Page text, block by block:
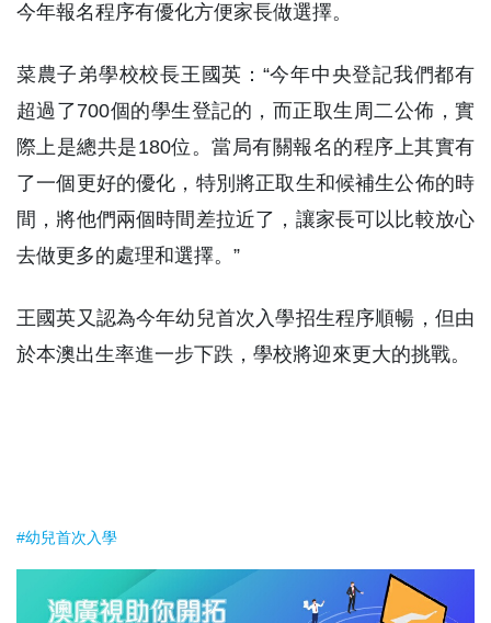
今年報名程序有優化方便家長做選擇。
菜農子弟學校校長王國英：“今年中央登記我們都有
超過了700個的學生登記的，而正取生周二公佈，實
際上是總共是180位。當局有關報名的程序上其實有
了一個更好的優化，特別將正取生和候補生公佈的時
間，將他們兩個時間差拉近了，讓家長可以比較放心
去做更多的處理和選擇。”
王國英又認為今年幼兒首次入學招生程序順暢，但由
於本澳出生率進一步下跌，學校將迎來更大的挑戰。
#幼兒首次入學